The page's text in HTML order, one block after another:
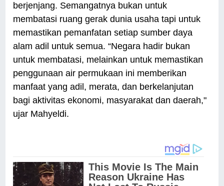
berjenjang. Semangatnya bukan untuk
membatasi ruang gerak dunia usaha tapi untuk
memastikan pemanfatan setiap sumber daya
alam adil untuk semua. “Negara hadir bukan
untuk membatasi, melainkan untuk memastikan
penggunaan air permukaan ini memberikan
manfaat yang adil, merata, dan berkelanjutan
bagi aktivitas ekonomi, masyarakat dan daerah,"
ujar Mahyeldi.